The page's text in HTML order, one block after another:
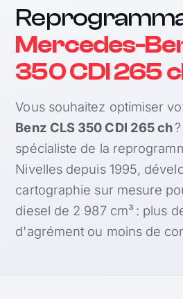
Mercedes-
350 CDI 265
Vous souhaitez optimiser
Benz CLS 350 CDI 265 ch
spécialiste de la
Nivelles depuis 1995,
cartographie sur mesure
diesel de 2 987 cm³ : plus
d'agrément ou moins de